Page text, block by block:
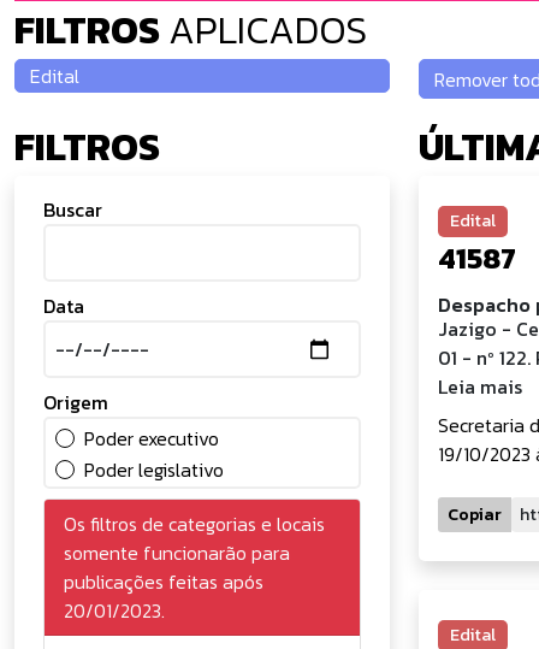
FILTROSAPLICADOS
FILTROS
Buscar
Data
Origem
Poder executivo
Poder legislativo
Os filtros de categorias e locais
somente funcionarão para
publicações feitas após
20/01/2023.
Edital
41587
Jazigo -
01 - nº
Leia mais
Secretaria
19/10/2023
Copiar
Edital